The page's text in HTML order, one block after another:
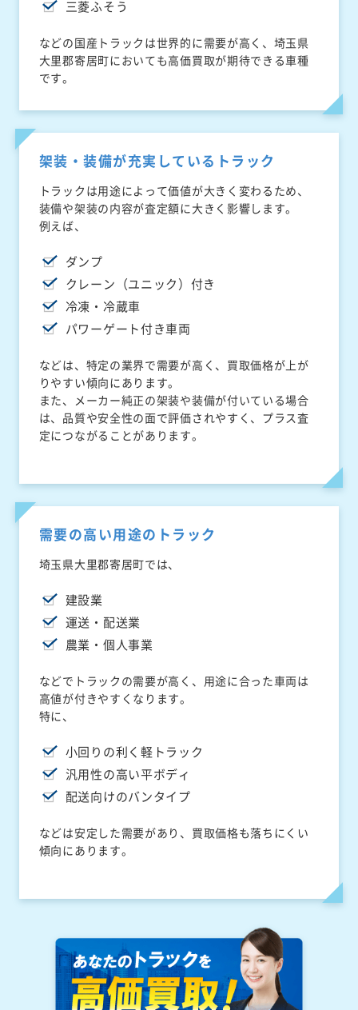
三菱ふそう
などの国産トラックは世界的に需要が高く、埼玉県
大里郡寄居町においても高価買取が期待できる車種
です。
架装・装備が充実しているトラック
トラックは用途によって価値が大きく変わるため、
装備や架装の内容が査定額に大きく影響します。
例えば、
ダンプ
クレーン（ユニック）付き
冷凍・冷蔵車
パワーゲート付き車両
などは、特定の業界で需要が高く、買取価格が上が
りやすい傾向にあります。
また、メーカー純正の架装や装備が付いている場合
は、品質や安全性の面で評価されやすく、プラス査
定につながることがあります。
需要の高い用途のトラック
埼玉県大里郡寄居町では、
建設業
運送・配送業
農業・個人事業
などでトラックの需要が高く、用途に合った車両は
高値が付きやすくなります。
特に、
小回りの利く軽トラック
汎用性の高い平ボディ
配送向けのバンタイプ
などは安定した需要があり、買取価格も落ちにくい
傾向にあります。